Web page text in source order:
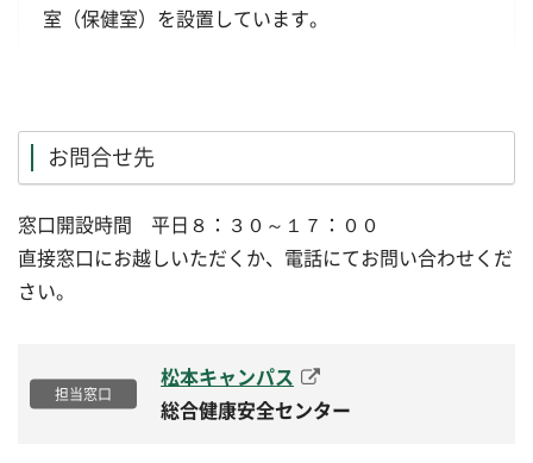
室（保健室）を設置しています。
お問合せ先
窓口開設時間 平日８：３０～１７：００
直接窓口にお越しいただくか、電話にてお問い合わせくだ
さい。
松本キャンパス
総合健康安全センター